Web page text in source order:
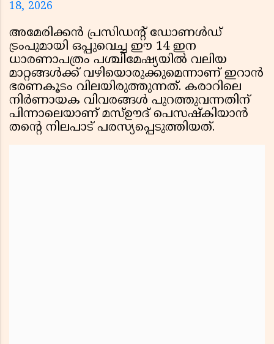
18, 2026
അമേരിക്കൻ പ്രസിഡൻ്റ് ഡോണൾഡ്
ട്രംപുമായി ഒപ്പുവെച്ച ഈ 14 ഇന
ധാരണാപത്രം പശ്ചിമേഷ്യയിൽ വലിയ
മാറ്റങ്ങൾക്ക് വഴിയൊരുക്കുമെന്നാണ് ഇറാൻ
ഭരണകൂടം വിലയിരുത്തുന്നത്. കരാറിലെ
നിർണായക വിവരങ്ങൾ പുറത്തുവന്നതിന്
പിന്നാലെയാണ് മസ്ഊദ് പെസഷ്കിയാൻ
തൻ്റെ നിലപാട് പരസ്യപ്പെടുത്തിയത്.